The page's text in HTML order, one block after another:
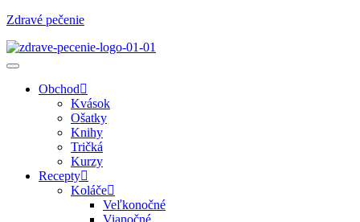
Zdravé pečenie
Obchod
Kvások
Ošatky
Knihy
Tričká
Kurzy
Recepty
Koláče
Veľkonočné
Vianočné